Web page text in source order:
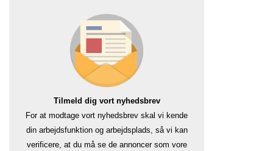
Tilmeld dig vort nyhedsbrev
For at modtage vort nyhedsbrev skal vi kende
din arbejdsfunktion og arbejdsplads, så vi kan
verificere, at du må se de annoncer som vore